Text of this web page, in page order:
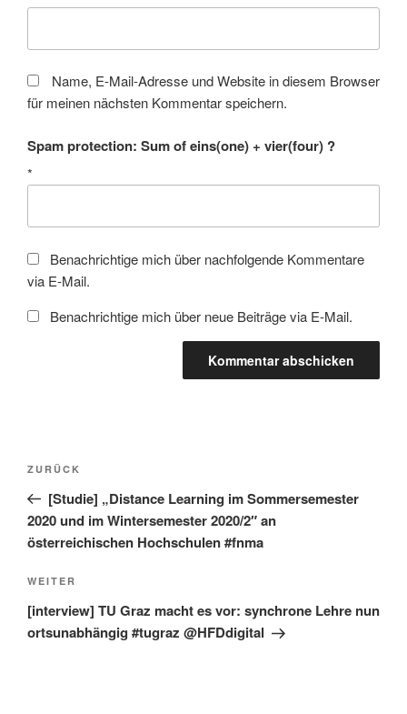
Name, E-Mail-Adresse und Website in diesem Browser
für meinen nächsten Kommentar speichern.
Spam protection: Sum of eins(one) + vier(four) ?
*
Benachrichtige mich über nachfolgende Kommentare
via E-Mail.
Benachrichtige mich über neue Beiträge via E-Mail.
Beitragsnavigation
Vorheriger
Beitrag
ZURÜCK
[Studie] „Distance Learning im Sommersemester
2020 und im Wintersemester 2020/2″ an
österreichischen Hochschulen #fnma
Nächster
Beitrag
WEITER
[interview] TU Graz macht es vor: synchrone Lehre nun
ortsunabhängig #tugraz @HFDdigital